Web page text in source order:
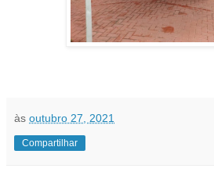
às outubro 27, 2021
Compartilhar